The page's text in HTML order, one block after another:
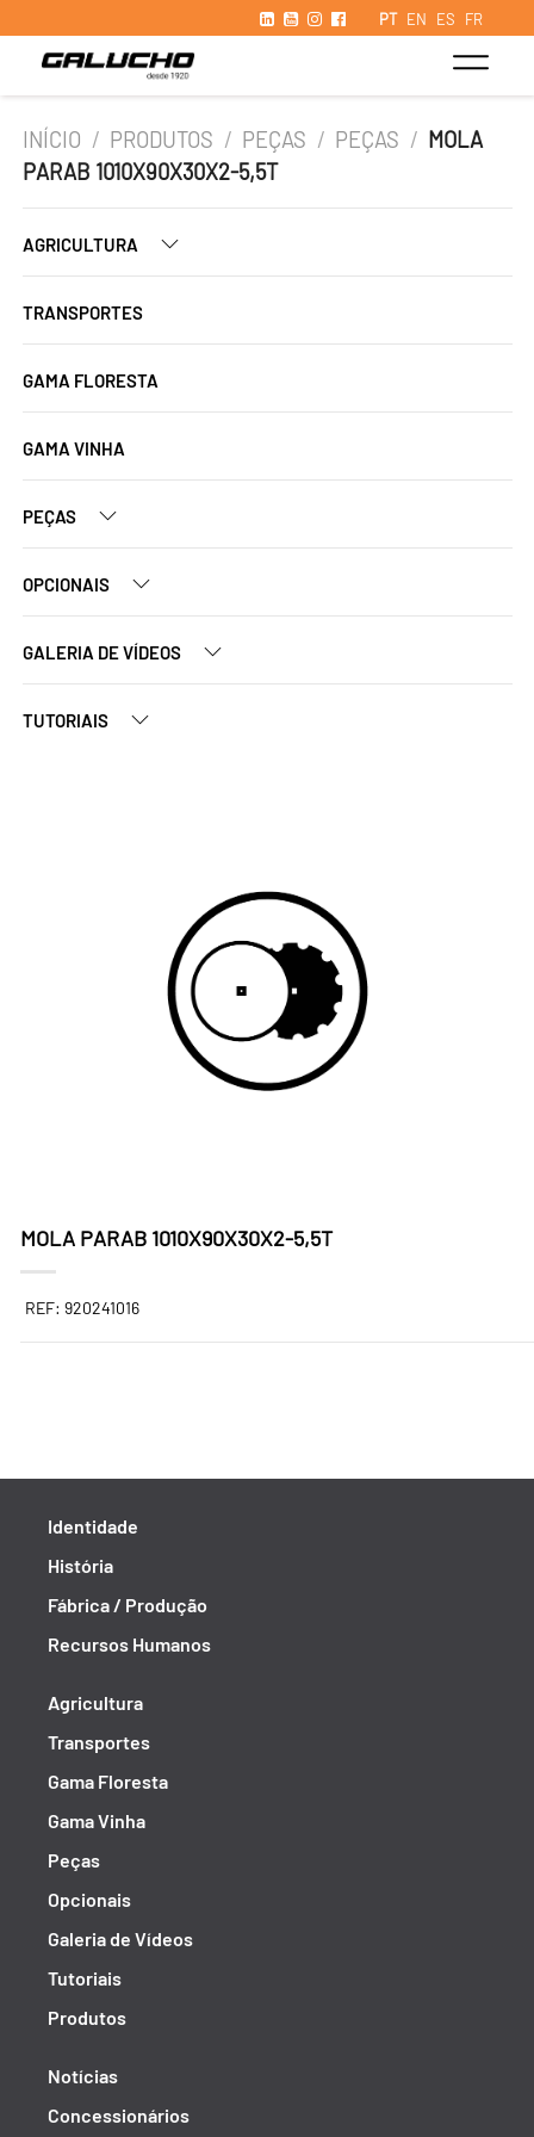
PT EN ES FR
INÍCIO / PRODUTOS / PEÇAS / PEÇAS / MOLA
PARAB 1010X90X30X2-5,5T
AGRICULTURA
TRANSPORTES
GAMA FLORESTA
GAMA VINHA
PEÇAS
OPCIONAIS
GALERIA DE VÍDEOS
TUTORIAIS
MOLA PARAB 1010X90X30X2-5,5T
REF: 920241016
Identidade
História
Fábrica / Produção
Recursos Humanos
Agricultura
Transportes
Gama Floresta
Gama Vinha
Peças
Opcionais
Galeria de Vídeos
Tutoriais
Produtos
Notícias
Concessionários